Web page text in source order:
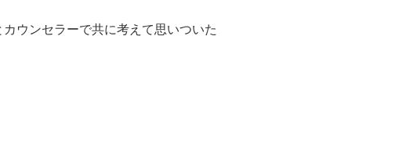
ウンセラーで共に考えて思いついた